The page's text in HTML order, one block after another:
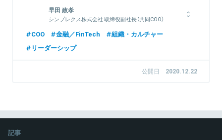
早田 政孝
シンプレクス株式会社 取締役副社長（共同COO）
慶應義塾大学を卒業後、新卒でアクセンチュアに入社。実力主義
の同社でダブルスキップ（2階級特進）を果たしながら、主に大企
業と向き合い、システム変革に携わった後、シンプレクスに転
たが、古巣のアクセンチュアから復帰を打診されて一旦は帰還し
COO 金融／FinTech
組織・カルチャー
リーダーシップ
公開日 2020.12.22
記事